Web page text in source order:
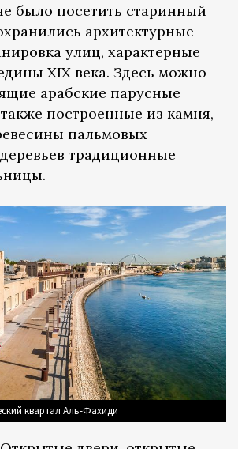
было посетить старинный
архитектурные
улиц, характерные
XIX века. Здесь можно
арабские парусные
построенные из камня,
пальмовых
традиционные
квартал Аль-Фахиди